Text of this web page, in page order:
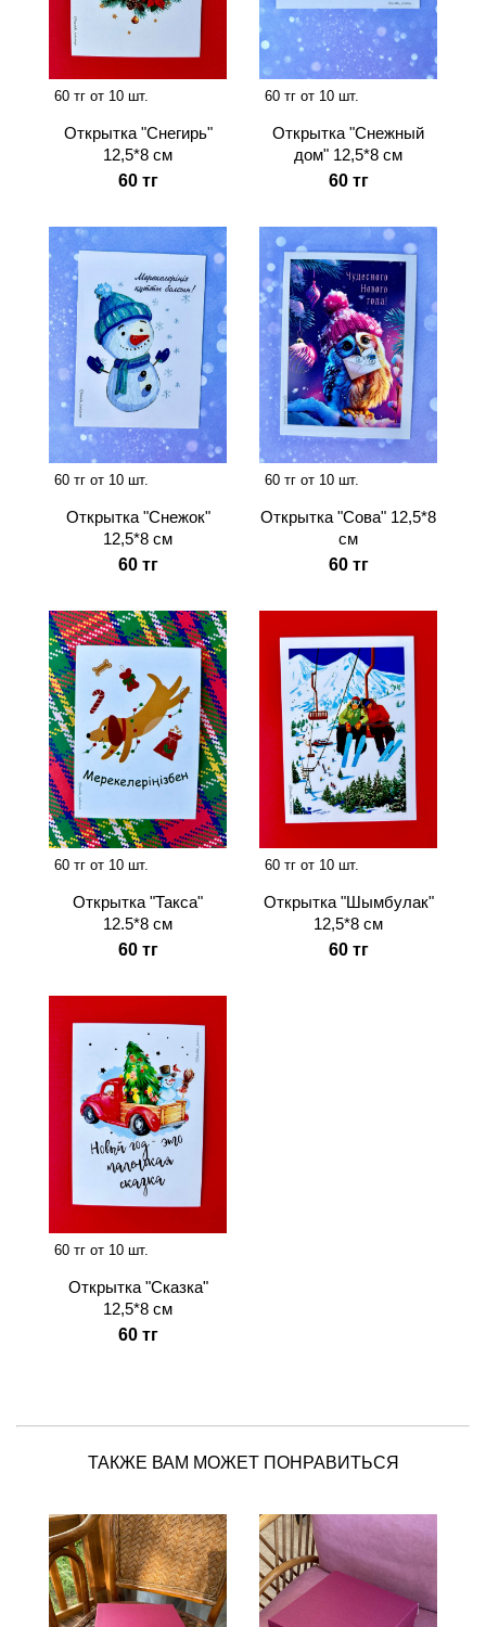
60 тг от 10 шт.
Открытка "Снегирь"
12,5*8 см
60 тг
60 тг от 10 шт.
Открытка "Снежный
дом" 12,5*8 см
60 тг
60 тг от 10 шт.
Открытка "Снежок"
12,5*8 см
60 тг
60 тг от 10 шт.
Открытка "Сова" 12,5*8
см
60 тг
60 тг от 10 шт.
Открытка "Такса"
12.5*8 см
60 тг
60 тг от 10 шт.
Открытка "Шымбулак"
12,5*8 см
60 тг
60 тг от 10 шт.
Открытка "Сказка"
12,5*8 см
60 тг
ТАКЖЕ ВАМ МОЖЕТ ПОНРАВИТЬСЯ